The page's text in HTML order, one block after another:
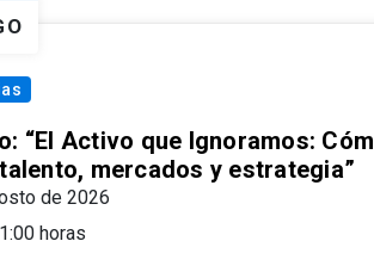
“El Activo que Ignoramos:
mercados y estrategia”
de 2026
horas